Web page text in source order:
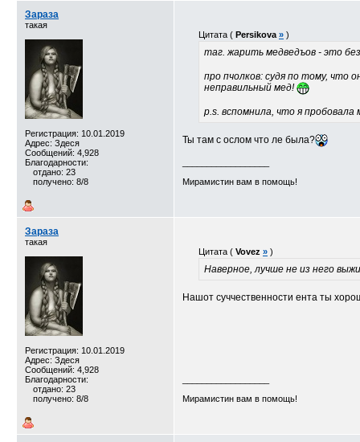
Зараза
такая
Регистрация: 10.01.2019
Адрес: Здеся
Сообщений: 4,928
Благодарности:
отдано: 23
получено: 8/8
Цитата ( Persikova » )
таг. жарить медведъов - это
про пчолков: судя по тому, что
неправильный мед!
p.s. вспомнила, что я
Ты там с ослом что ле была?
Мирамистин вам в помощь!
Зараза
такая
Регистрация: 10.01.2019
Адрес: Здеся
Сообщений: 4,928
Благодарности:
отдано: 23
получено: 8/8
Цитата ( Vovez » )
Наверное, лучше не из него
Нашот суччественности ента ты
Мирамистин вам в помощь!